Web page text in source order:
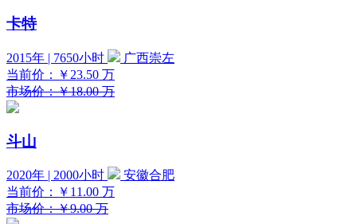
卡特
2015年 | 7650小时
广西崇左
当前价：
￥23.50 万
市场价：￥18.00 万
斗山
2020年 | 2000小时
安徽合肥
当前价：
￥11.00 万
市场价：￥9.00 万